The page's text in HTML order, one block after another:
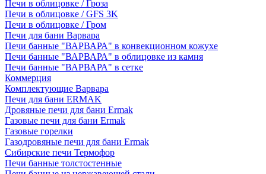
Печи в облицовке / Гроза
Печи в облицовке / GFS 3K
Печи в облицовке / Гром
Печи для бани Варвара
Печи банные "ВАРВАРА" в конвекционном кожухе
Печи банные "ВАРВАРА" в облицовке из камня
Печи банные "ВАРВАРА" в сетке
Коммерция
Комплектующие Варвара
Печи для бани ERMAK
Дровяные печи для бани Ermak
Газовые печи для бани Ermak
Газовые горелки
Газодровяные печи для бани Ermak
Сибирские печи Термофор
Печи банные толстостенные